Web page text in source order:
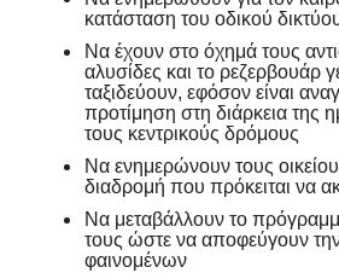
κατάσταση του οδικού
Να έχουν στο όχημά τους
αλυσίδες και το ρεζερβουάρ
ταξιδεύουν, εφόσον είναι
προτίμηση στη διάρκεια της
τους κεντρικούς δρόμους
Να ενημερώνουν τους
διαδρομή που πρόκειται να
Να μεταβάλλουν το
τους ώστε να αποφεύγουν
φαινομένων